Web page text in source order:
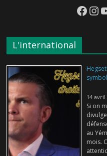
L'international
14 avril
Si on
au
mois.